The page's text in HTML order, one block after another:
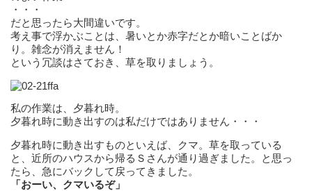
・・・
だと思ったら大間違いです。
考え事で浮かぶことは、暑いとか赤字だとか暗いことばか
り。雑念が消えません！
という冗談はさておき、草を取りましょう。
私の作業は、夕暮れ時。
夕暮れ時に動き出すのは私だけではありません・・・
夕暮れ時に動き出すものといえば、クマ。草を取っている
と、近所のハウスから帰るＳさんが通り過ぎました。と思っ
たら、急にバックして戻ってきました。
「おーい、クマいるぞ」